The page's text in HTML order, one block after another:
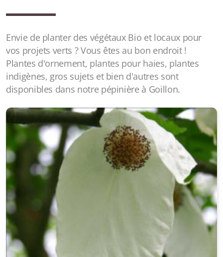
Envie de planter des végétaux Bio et locaux pour
vos projets verts ? Vous êtes au bon endroit !
Plantes d'ornement, plantes pour haies, plantes
indigènes, gros sujets et bien d'autres sont
disponibles dans notre pépinière à Goillon.